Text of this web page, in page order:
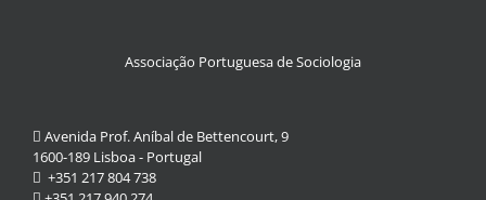
Associação Portuguesa de Sociologia
Avenida Prof. Aníbal de Bettencourt, 9
1600-189 Lisboa - Portugal
+351 217 804 738